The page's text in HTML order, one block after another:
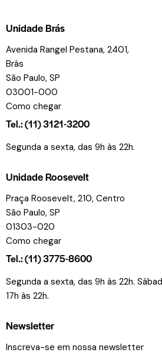
Unidade Brás
Avenida Rangel Pestana, 2401,
Brás
São Paulo, SP
03001-000
Como chegar
Tel.: (11) 3121-3200
Segunda a sexta, das 9h às 22h.
Unidade Roosevelt
Praça Roosevelt, 210, Centro
São Paulo, SP
01303-020
Como chegar
Tel.: (11) 3775-8600
Segunda a sexta, das 9h às 22h.
17h às 22h.
Newsletter
Inscreva-se em nossa newsletter